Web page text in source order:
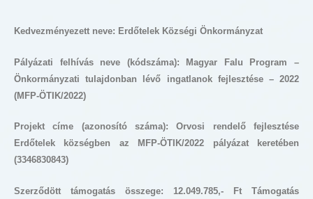
Kedvezményezett neve: Erdőtelek Községi Önkormányzat
Pályázati felhívás neve (kódszáma): Magyar Falu Program –
Önkormányzati tulajdonban lévő ingatlanok fejlesztése – 2022
(MFP-ÖTIK/2022)
Projekt címe (azonosító száma):Orvosi rendelő fejlesztése
Erdőtelek községben az MFP-ÖTIK/2022 pályázat keretében
(3346830843)
Szerződött támogatás összege: 12.049.785,- Ft Támogatás